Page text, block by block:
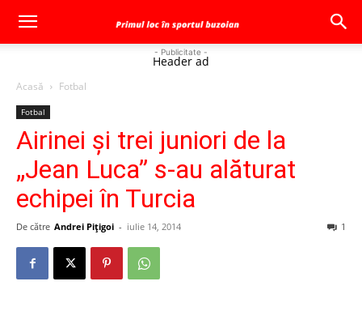
- Publicitate -
Header ad
Acasă Fotbal
Fotbal
Airinei şi trei juniori de la
„Jean Luca” s-au alăturat
echipei în Turcia
De către Andrei Pițigoi - iulie 14, 2014 1